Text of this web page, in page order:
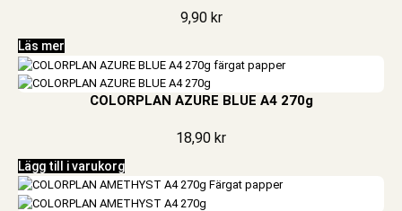
9,90 kr
Läs mer
COLORPLAN AZURE BLUE A4 270g
18,90 kr
Lägg till i varukorg